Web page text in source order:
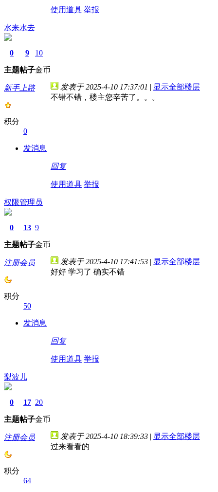
使用道具 举报
水来水去
0
主题
9
帖子
10
金币
新手上路
积分
0
发消息
发表于 2025-4-10 17:37:01 | 显示全部楼层
不错不错，楼主您辛苦了。。。
回复
使用道具 举报
权限管理员
0
主题
13
帖子
9
金币
注册会员
积分
50
发消息
发表于 2025-4-10 17:41:53 | 显示全部楼层
好好 学习了 确实不错
回复
使用道具 举报
梨波儿
0
主题
17
帖子
20
金币
注册会员
积分
64
发表于 2025-4-10 18:39:33 | 显示全部楼层
过来看看的